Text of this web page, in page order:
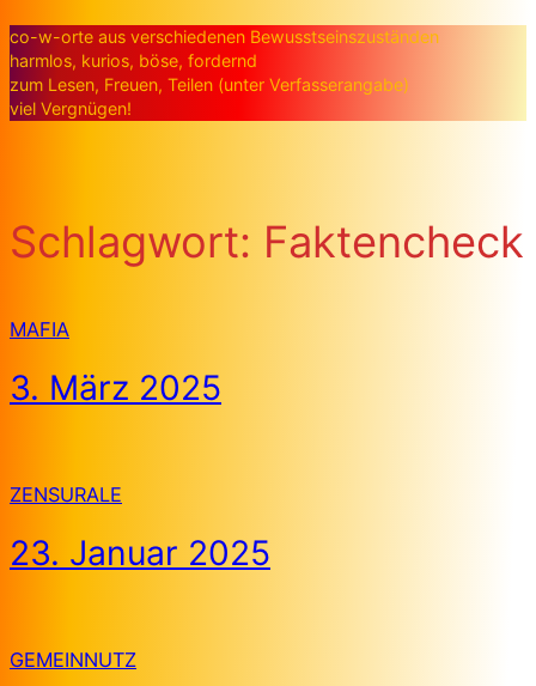
co-w-orte aus verschiedenen Bewusstseinszuständen
harmlos, kurios, böse, fordernd
zum Lesen, Freuen, Teilen (unter Verfasserangabe)
viel Vergnügen!
Schlagwort: Faktencheck
MAFIA
3. März 2025
ZENSURALE
23. Januar 2025
GEMEINNUTZ